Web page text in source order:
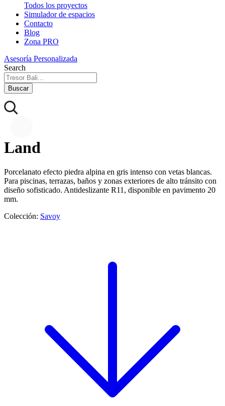
Todos los proyectos
Simulador de espacios
Contacto
Blog
Zona PRO
Asesoría Personalizada
Search
Buscar
Land
Porcelanato efecto piedra alpina en gris intenso con vetas blancas.
Para piscinas, terrazas, baños y zonas exteriores de alto tránsito con
diseño sofisticado. Antideslizante R11, disponible en pavimento 20
mm.
Colección: Savoy